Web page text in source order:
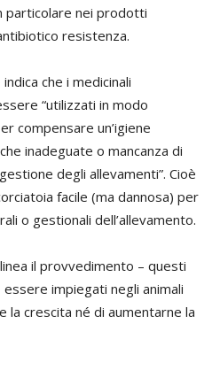
particolare nei prodotti
resistenza.
che i medicinali
“utilizzati in modo
compensare un’igiene
inadeguate o mancanza di
degli allevamenti”. Cioè
facile (ma dannosa) per
o gestionali dell’allevamento.
il provvedimento – questi
impiegati negli animali
la crescita né di aumentarne la